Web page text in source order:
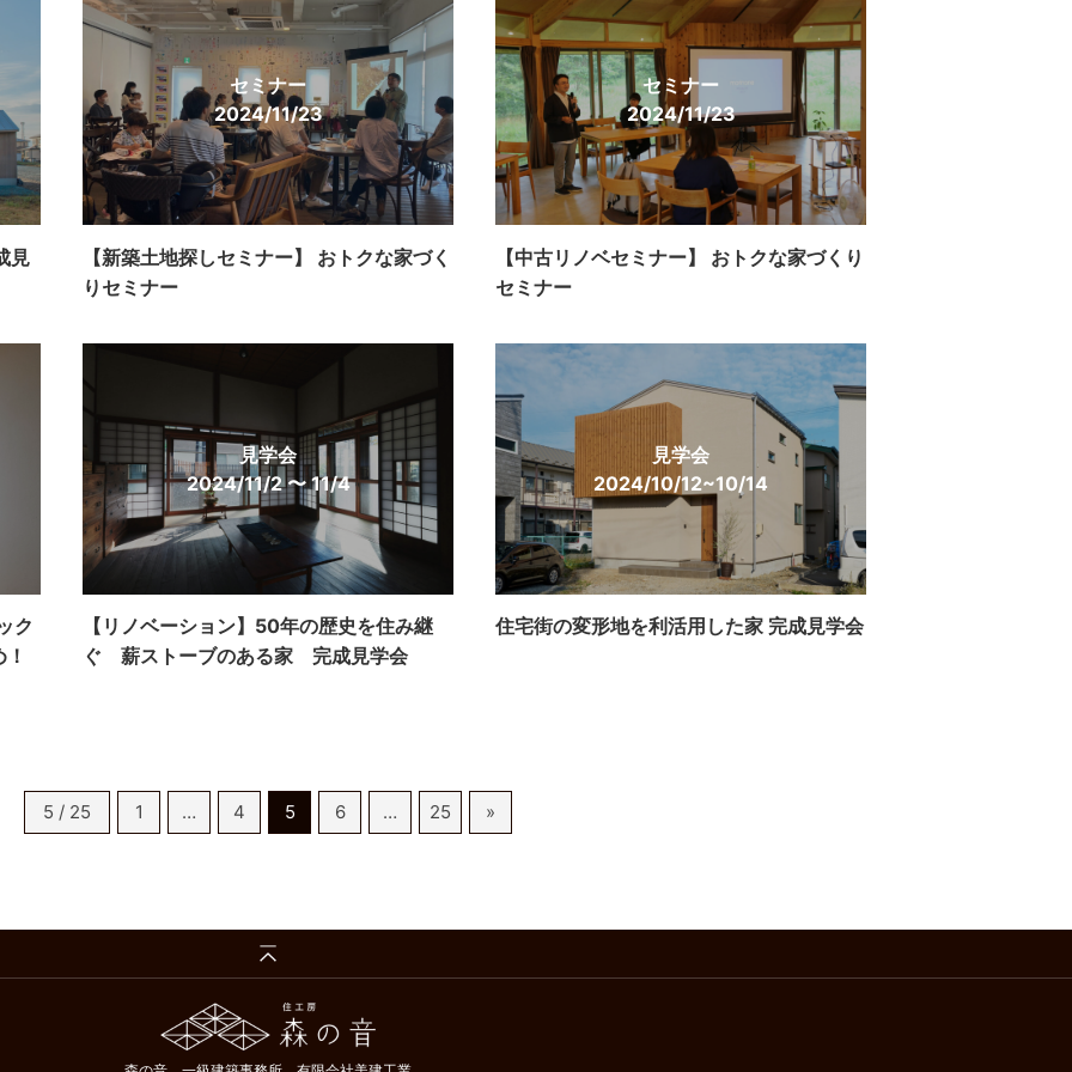
見
セミナー
2024/11/23
【新築土地探しセミナー】 おトクな家づく
りセミナー
セミナー
2024/11/23
【中古リノベセミナー】 おトクな家づくり
セミナー
ク
見学会
2024/11/2 〜 11/4
【リノベーション】50年の歴史を住み継
ぐ 薪ストーブのある家 完成見学会
見学会
2024/10/12~10/14
住宅街の変形地を利活用した家 完成見学会
5 / 25 1 … 4 5 6 … 25 »